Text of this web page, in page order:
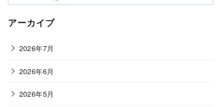
テ
ゴ
ー
アーカイブ
2026年7月
2026年6月
2026年5月